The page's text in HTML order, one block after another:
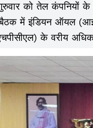
को तेल कंपनियों के
बैठक में इंडियन ऑयल
के वरीय